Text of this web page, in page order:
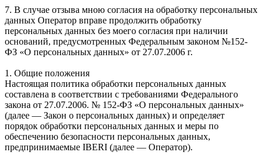
7. В случае отзыва мною согласия на обработку персональных
данных Оператор вправе продолжить обработку
персональных данных без моего согласия при наличии
оснований, предусмотренных Федеральным законом №152-
ФЗ «О персональных данных» от 27.07.2006 г.
1. Общие положения
Настоящая политика обработки персональных данных
составлена в соответствии с требованиями Федерального
закона от 27.07.2006. № 152-ФЗ «О персональных данных»
(далее — Закон о персональных данных) и определяет
порядок обработки персональных данных и меры по
обеспечению безопасности персональных данных,
предпринимаемые IBERI (далее — Оператор).